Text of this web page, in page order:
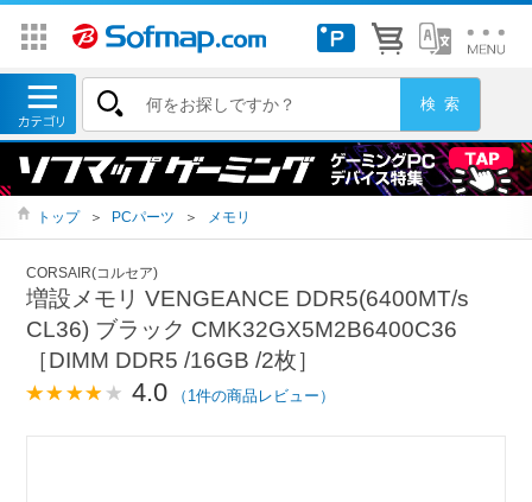
トップ ＞ PCパーツ ＞ メモリ
CORSAIR(コルセア)
増設メモリ VENGEANCE DDR5(6400MT/s
CL36) ブラック CMK32GX5M2B6400C36
［DIMM DDR5 /16GB /2枚］
4.0 （1件の商品レビュー）